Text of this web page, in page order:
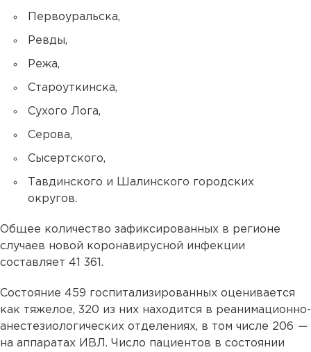
Первоуральска,
Ревды,
Режа,
Староуткинска,
Сухого Лога,
Серова,
Сысертского,
Тавдинского и Шалинского городских
округов.
Общее количество зафиксированных в регионе
случаев новой коронавирусной инфекции
составляет 41 361.
Состояние 459 госпитализированных оценивается
как тяжелое, 320 из них находится в реанимационно-
анестезиологических отделениях, в том числе 206 —
на аппаратах ИВЛ. Число пациентов в состоянии